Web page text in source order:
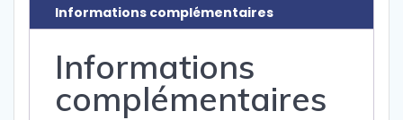
Informations complémentaires
Informations
complémentaires